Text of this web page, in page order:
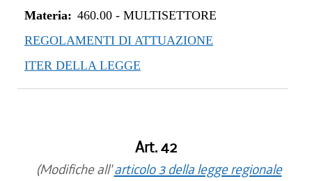
Materia: 460.00- MULTISETTORE
REGOLAMENTI DI ATTUAZIONE
ITER DELLA LEGGE
Art. 42
(Modifiche all'articolo 3 della legge regionale